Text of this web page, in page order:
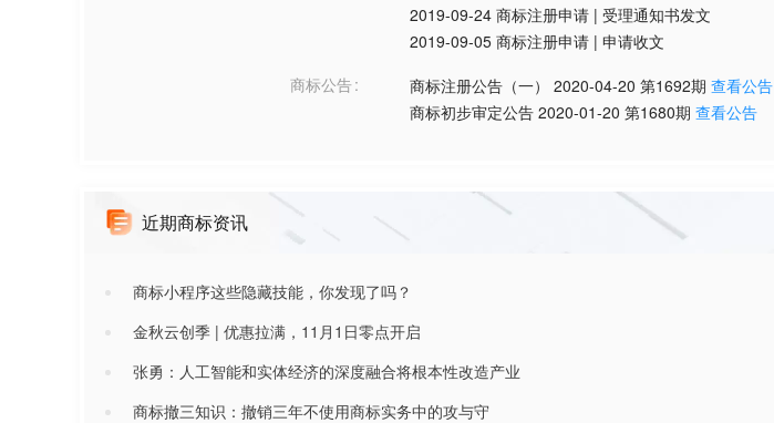
2019-09-24 商标注册申请 | 受理通知书发文
2019-09-05 商标注册申请 | 申请收文
商标公告
商标注册公告（一） 2020-04-20 第1692期 查看公告
商标初步审定公告 2020-01-20 第1680期 查看公告
近期商标资讯
商标小程序这些隐藏技能，你发现了吗？
金秋云创季 | 优惠拉满，11月1日零点开启
张勇：人工智能和实体经济的深度融合将根本性改造产业
商标撤三知识：撤销三年不使用商标实务中的攻与守